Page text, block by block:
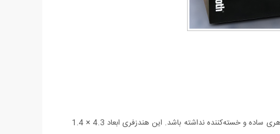
هندزفری بلوتوث Arched به شکل مستطیل طراحی شده است و بدنه‌ای از جنس پلاستیک دارد. روی این محصول خطوطی نقش بسته‌اند تا ظاهری ساده و خسته‌کننده نداشته باشد. این هندزفری ابعاد 4.3 × 1.4